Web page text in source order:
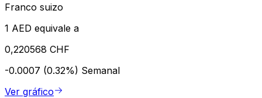
Franco suizo
1 AED equivale a
0,220568 CHF
-0.0007 (0.32%) Semanal
Ver gráfico